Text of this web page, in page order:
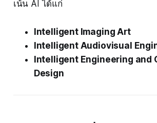
เน้น AI ได้แก่
Intelligent Imaging Art
Intelligent Audiovisual
Intelligent Engineering and
Design